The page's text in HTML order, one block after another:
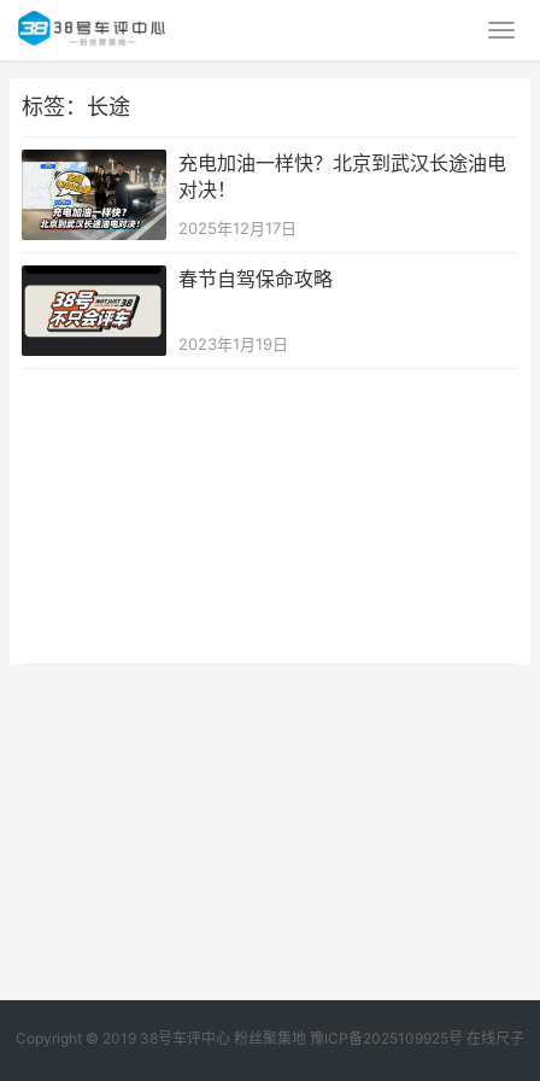
标签：长途
充电加油一样快？北京到武汉长途油电
对决！
2025年12月17日
春节自驾保命攻略
2023年1月19日
Copyright © 2019 38号车评中心 粉丝聚集地 豫ICP备2025109925号 在线尺子